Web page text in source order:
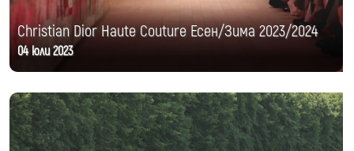
Christian Dior Haute Couture Есен/Зима 2023/2024
04 юли 2023